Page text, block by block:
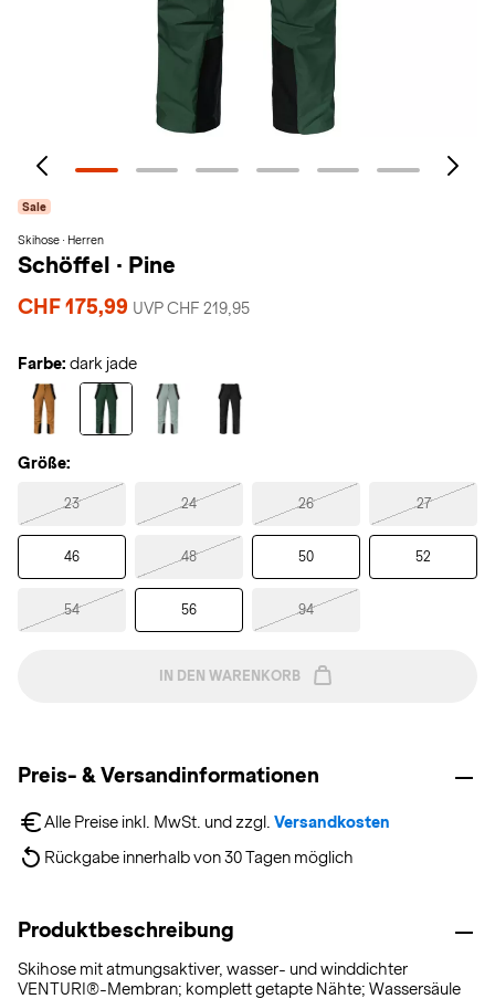
Sale
Skihose · Herren
Schöffel · Pine
CHF 175,99 UVP CHF 219,95
Farbe: dark jade
Größe:
23 24 26 27
46 48 50 52
54 56 94
IN DEN WARENKORB
Preis- & Versandinformationen
Alle Preise inkl. MwSt. und zzgl. Versandkosten
Rückgabe innerhalb von 30 Tagen möglich
Produktbeschreibung
Skihose mit atmungsaktiver, wasser- und winddichter
VENTURI®-Membran; komplett getapte Nähte; Wassersäule